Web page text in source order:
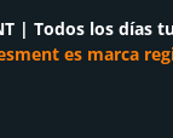
| Todos los días
es marca